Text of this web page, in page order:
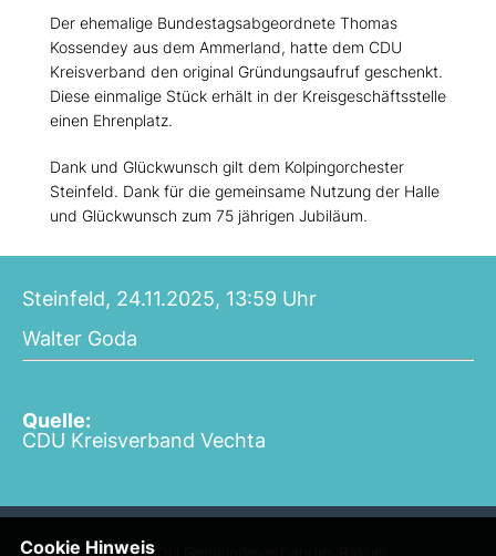
Der ehemalige Bundestagsabgeordnete Thomas
Kossendey aus dem Ammerland, hatte dem CDU
Kreisverband den original Gründungsaufruf geschenkt.
Diese einmalige Stück erhält in der Kreisgeschäftsstelle
einen Ehrenplatz.
Dank und Glückwunsch gilt dem Kolpingorchester
Steinfeld. Dank für die gemeinsame Nutzung der Halle
und Glückwunsch zum 75 jährigen Jubiläum.
Steinfeld, 24.11.2025, 13:59 Uhr
Walter Goda
Quelle:
CDU Kreisverband Vechta
Homepage des CDU Gemeindeverbandes Bakum
Cookie Hinweis